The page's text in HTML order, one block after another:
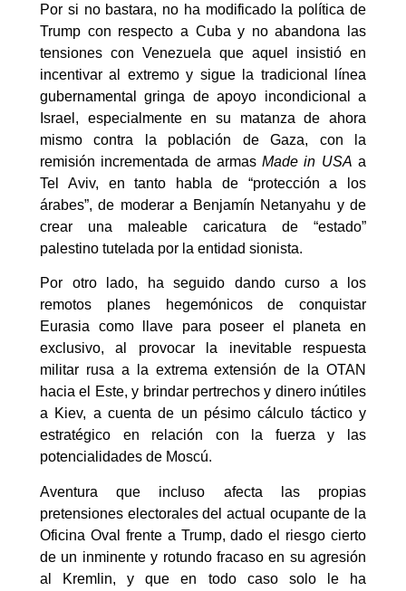
Por si no bastara, no ha modificado la política de
Trump con respecto a Cuba y no abandona las
tensiones con Venezuela que aquel insistió en
incentivar al extremo y sigue la tradicional línea
gubernamental gringa de apoyo incondicional a
Israel, especialmente en su matanza de ahora
mismo contra la población de Gaza, con la
remisión incrementada de armasMade in USA a
Tel Aviv, en tanto habla de “protección a los
árabes”, de moderar a Benjamín Netanyahu y de
crear una maleable caricatura de “estado”
palestino tutelada por la entidad sionista.
Por otro lado, ha seguido dando curso a los
remotos planes hegemónicos de conquistar
Eurasia como llave para poseer el planeta en
exclusivo, al provocar la inevitable respuesta
militar rusa a la extrema extensión de la OTAN
hacia el Este, y brindar pertrechos y dinero inútiles
a Kiev, a cuenta de un pésimo cálculo táctico y
estratégico en relación con la fuerza y las
potencialidades de Moscú.
Aventura que incluso afecta las propias
pretensiones electorales del actual ocupante de la
Oficina Oval frente a Trump, dado el riesgo cierto
de un inminente y rotundo fracaso en su agresión
al Kremlin, y que en todo caso solo le ha